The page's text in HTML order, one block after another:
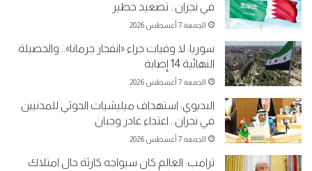
في نجران.. تصعيد خطير
الجمعة 7 أغسطس 2026
سوريا: لا وفيات جراء «انفجار جرمانا».. والحصيلة
النهائية 14 إصابة
الجمعة 7 أغسطس 2026
البديوي: استهداف ميليشيات الحوثي للمدنيين
في نجران.. اعتداء غادر وجبان
الجمعة 7 أغسطس 2026
ترامب: العالم كان سيواجه كارثة حال امتلاك